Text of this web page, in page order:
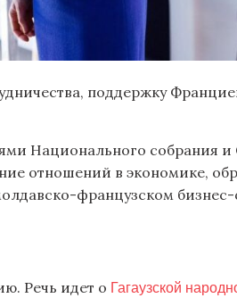
поддержку
Национального собрания и
отношений в экономике,
французском
Речь идет о Гагаузской